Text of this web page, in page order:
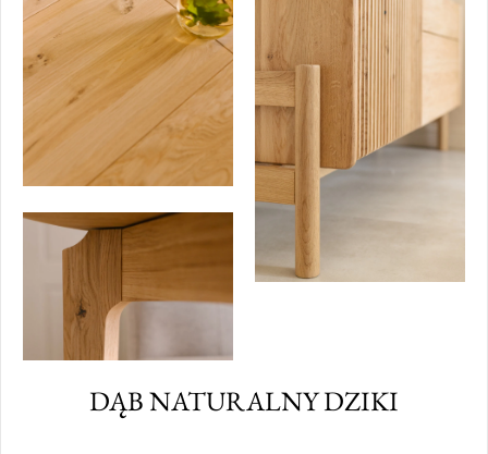
DĄB NATURALNY DZIKI